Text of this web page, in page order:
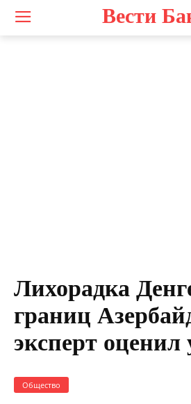
Вести
Лихорадка
границ
эксперт оценил
Общество